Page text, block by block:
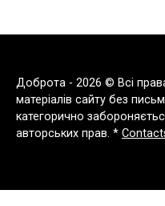
Доброта - 2026 © Всі
матеріалів сайту без
категорично
авторських прав. *